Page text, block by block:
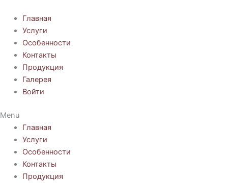
содержимому
Главная
Услуги
Особенности
Контакты
Продукция
Галерея
Войти
Menu
Главная
Услуги
Особенности
Контакты
Продукция